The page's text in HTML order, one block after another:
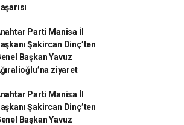
Parti Manisa İl
Şakircan Dinç’ten
Başkan Yavuz
ziyaret
Parti Manisa İl
Şakircan Dinç’ten
Başkan Yavuz